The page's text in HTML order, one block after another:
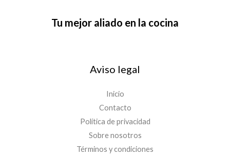
Tu mejor aliado en la cocina
Aviso legal
Inicio
Contacto
Política de privacidad
Sobre nosotros
Términos y condiciones